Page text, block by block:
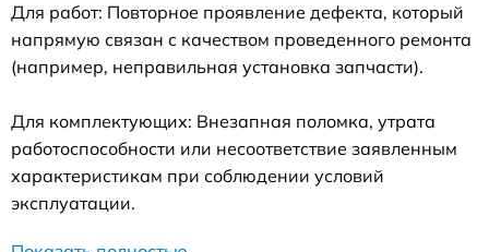
Для работ: Повторное проявление дефекта, который
напрямую связан с качеством проведенного ремонта
(например, неправильная установка запчасти).
Для комплектующих: Внезапная поломка, утрата
работоспособности или несоответствие заявленным
характеристикам при соблюдении условий
эксплуатации.